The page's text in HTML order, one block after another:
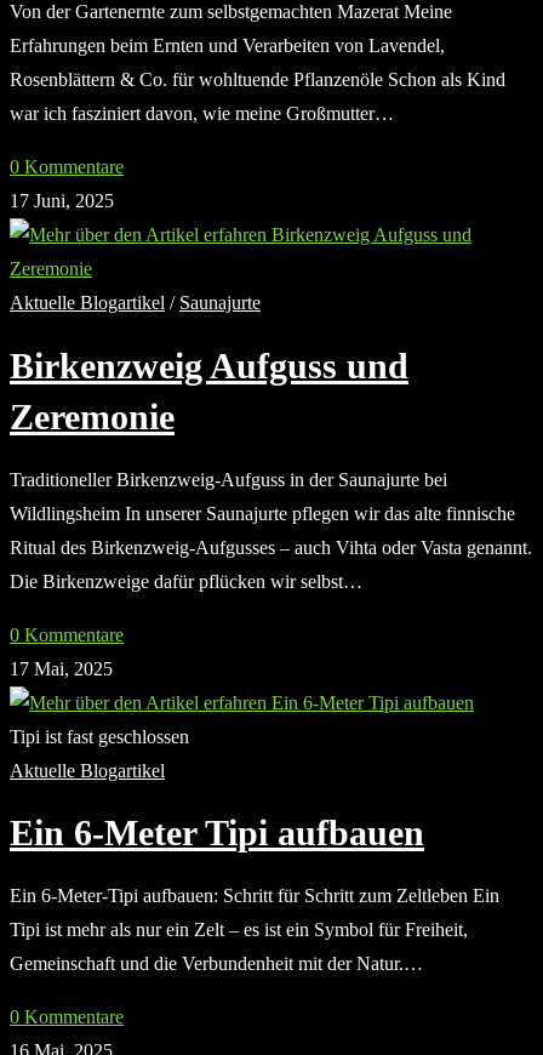
Von der Gartenernte zum selbstgemachten Mazerat Meine
Erfahrungen beim Ernten und Verarbeiten von Lavendel,
Rosenblättern & Co. für wohltuende Pflanzenöle Schon als Kind
war ich fasziniert davon, wie meine Großmutter…
0 Kommentare
17 Juni, 2025
Aktuelle Blogartikel / Saunajurte
Birkenzweig Aufguss und
Zeremonie
Traditioneller Birkenzweig-Aufguss in der Saunajurte bei
Wildlingsheim In unserer Saunajurte pflegen wir das alte finnische
Ritual des Birkenzweig-Aufgusses – auch Vihta oder Vasta genannt.
Die Birkenzweige dafür pflücken wir selbst…
0 Kommentare
17 Mai, 2025
Tipi ist fast geschlossen
Aktuelle Blogartikel
Ein 6-Meter Tipi aufbauen
Ein 6-Meter-Tipi aufbauen: Schritt für Schritt zum Zeltleben Ein
Tipi ist mehr als nur ein Zelt – es ist ein Symbol für Freiheit,
Gemeinschaft und die Verbundenheit mit der Natur.…
0 Kommentare
16 Mai, 2025